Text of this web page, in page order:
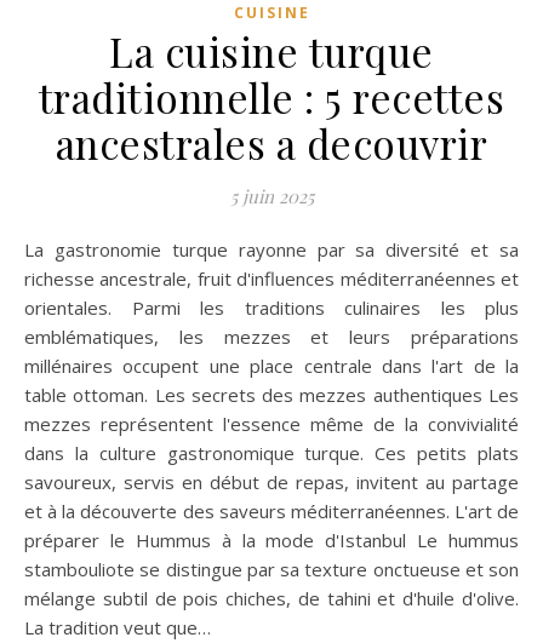
CUISINE
La cuisine turque
traditionnelle : 5 recettes
ancestrales a decouvrir
5 juin 2025
La gastronomie turque rayonne par sa diversité et sa
richesse ancestrale, fruit d'influences méditerranéennes et
orientales. Parmi les traditions culinaires les plus
emblématiques, les mezzes et leurs préparations
millénaires occupent une place centrale dans l'art de la
table ottoman. Les secrets des mezzes authentiques Les
mezzes représentent l'essence même de la convivialité
dans la culture gastronomique turque. Ces petits plats
savoureux, servis en début de repas, invitent au partage
et à la découverte des saveurs méditerranéennes. L'art de
préparer le Hummus à la mode d'Istanbul Le hummus
stambouliote se distingue par sa texture onctueuse et son
mélange subtil de pois chiches, de tahini et d'huile d'olive.
La tradition veut que…